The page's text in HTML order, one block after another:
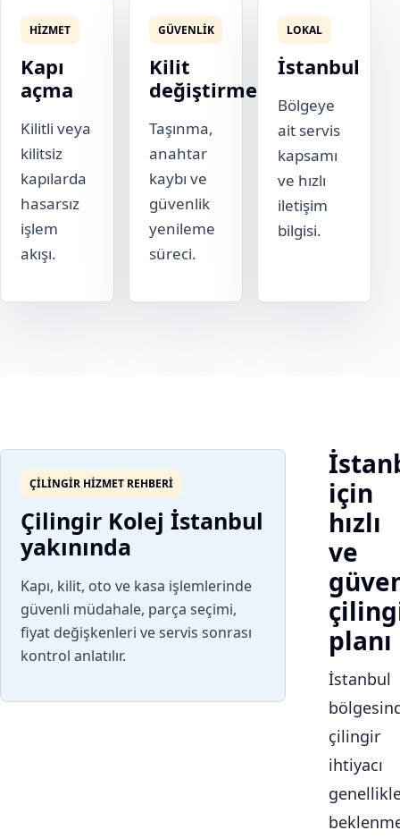
HIZMET
Kapı
açma
Kilitli veya
kilitsiz
kapılarda
hasarsız
işlem
akışı.
GÜVENLIK
Kilit
değiştirme
Taşınma,
anahtar
kaybı ve
güvenlik
yenileme
süreci.
LOKAL
İstanbul
Bölgeye
ait servis
kapsamı
ve hızlı
iletişim
bilgisi.
ÇILINGIR HIZMET REHBERI
Çilingir Kolej İstanbul
yakınında
Kapı, kilit, oto ve kasa işlemlerinde
güvenli müdahale, parça seçimi,
fiyat değişkenleri ve servis sonrası
kontrol anlatılır.
için
hızlı
ve
planı
İstanbul
çilingir
ihtiyacı